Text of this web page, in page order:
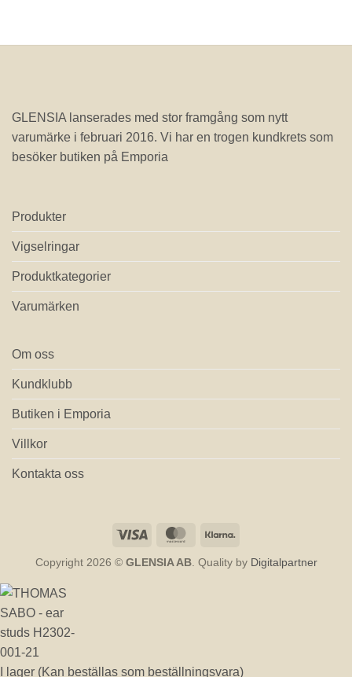
GLENSIA lanserades med stor framgång som nytt
varumärke i februari 2016. Vi har en trogen kundkrets som
besöker butiken på Emporia
Produkter
Vigselringar
Produktkategorier
Varumärken
Om oss
Kundklubb
Butiken i Emporia
Villkor
Kontakta oss
Visa MasterCard
Copyright 2026 © GLENSIA AB. Quality by Digitalpartner
I lager (Kan beställas som beställningsvara)